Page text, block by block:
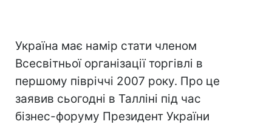
Україна має намір стати членом
Всесвітньої організації торгівлі в
першому півріччі 2007 року. Про це
заявив сьогодні в Талліні під час
бізнес-форуму Президент України